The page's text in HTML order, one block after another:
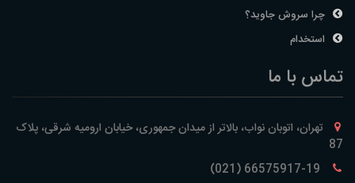
چرا سروش جاوید؟
استخدام
تماس با ما
تهران، اتوبان نواب، بالاتر از میدان جمهوری، خیابان ارومیه شرقی، پلاک
87